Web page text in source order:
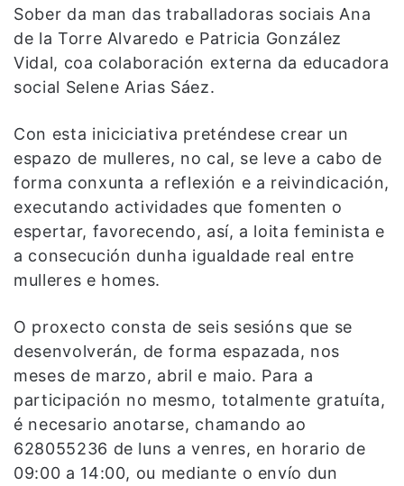
Sober da man das traballadoras sociais Ana
de la Torre Alvaredo e Patricia González
Vidal, coa colaboración externa da educadora
social Selene Arias Sáez.
Con esta iniciciativa preténdese crear un
espazo de mulleres, no cal, se leve a cabo de
forma conxunta a reflexión e a reivindicación,
executando actividades que fomenten o
espertar, favorecendo, así, a loita feminista e
a consecución dunha igualdade real entre
mulleres e homes.
O proxecto consta de seis sesións que se
desenvolverán, de forma espazada, nos
meses de marzo, abril e maio. Para a
participación no mesmo, totalmente gratuíta,
é necesario anotarse, chamando ao
628055236 de luns a venres, en horario de
09:00 a 14:00, ou mediante o envío dun